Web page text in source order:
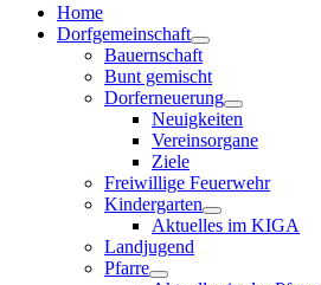
Home
Dorfgemeinschaft
Bauernschaft
Bunt gemischt
Dorferneuerung
Neuigkeiten
Vereinsorgane
Ziele
Freiwillige Feuerwehr
Kindergarten
Aktuelles im KIGA
Landjugend
Pfarre